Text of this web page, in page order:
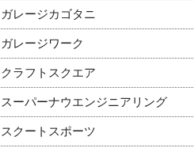
ガレージカゴタニ
ガレージワーク
クラフトスクエア
スーパーナウエンジニアリング
スクートスポーツ